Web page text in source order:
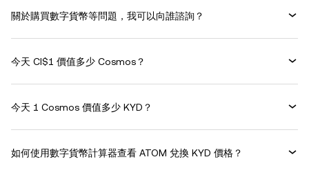
關於購買數字貨幣等問題，我可以向誰諮詢？
今天 CI$1 價值多少 Cosmos？
今天 1 Cosmos 價值多少 KYD？
如何使用數字貨幣計算器查看 ATOM 兌換 KYD 價格？